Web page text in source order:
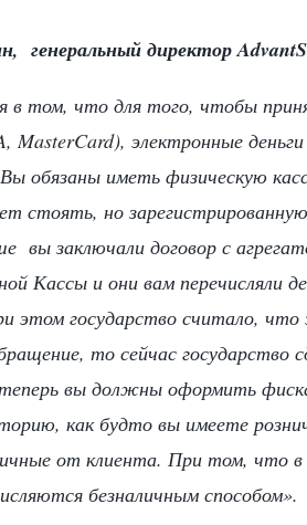
генеральный директор
в том, что для того, чтобы
MasterCard), электронные деньги
обязаны иметь физическую
стоять, но
вы заключали договор с
Кассы и они вам перечисляли
этом государство считало, что
то сейчас государство
вы должны оформить
как будто вы имеете
от клиента. При том, что в
безналичным способом».